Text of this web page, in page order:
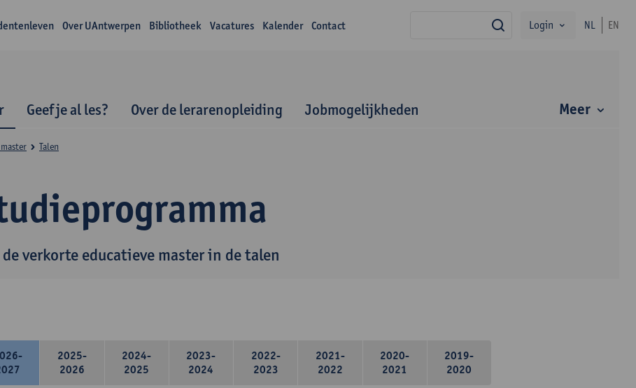
Over UAntwerpen Bibliotheek Vacatures Kalender Contact zoekLogin NL EN
Geef je al les? Over de lerarenopleiding Jobmogelijkheden Meer
verkorte educatieve master in de talen
master Talen
2025-
2026
2024-
2025
2023-
2024
2022-
2023
2021-
2022
2020-
2021
2019-
2020